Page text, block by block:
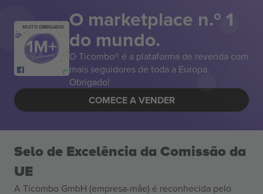
MUITO OBRIGADO! O marketplace n.º 1
do mundo.
O Ticombo® é a plataforma de revenda com
mais seguidores de toda a Europa.
Obrigado!
COMECE A VENDER
Selo de Excelência da Comissão da
UE
A Ticombo GmbH (empresa-mãe) é reconhecida pelo